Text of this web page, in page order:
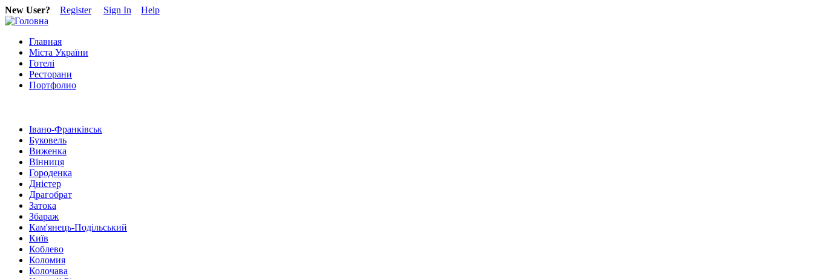
New User? Register Sign In Help
Главная
Міста України
Готелі
Ресторани
Портфолио
Івано-Франківськ
Буковель
Виженка
Вінниця
Городенка
Дністер
Драгобрат
Затока
Збараж
Кам'янець-Подільський
Київ
Коблево
Коломия
Колочава